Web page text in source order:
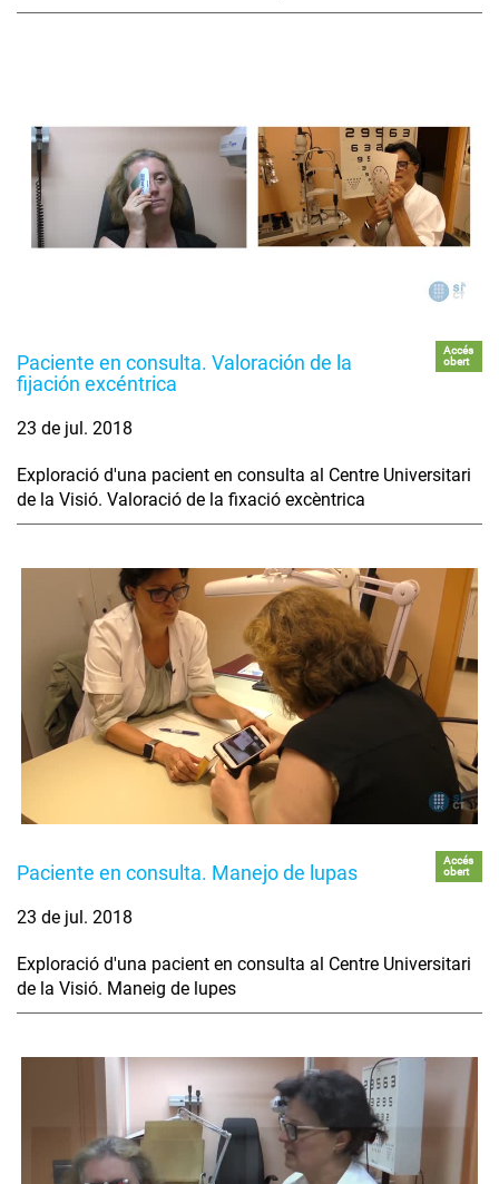
Paciente en consulta. Valoración de la
fijación excéntrica
Accés
obert
23 de jul. 2018
Exploració d'una pacient en consulta al Centre Universitari
de la Visió. Valoració de la fixació excèntrica
Paciente en consulta. Manejo de lupas
Accés
obert
23 de jul. 2018
Exploració d'una pacient en consulta al Centre Universitari
de la Visió. Maneig de lupes